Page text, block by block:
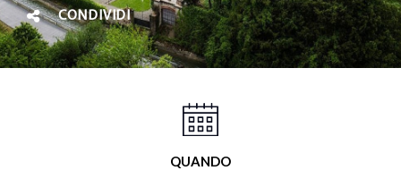
CONDIVIDI
QUANDO